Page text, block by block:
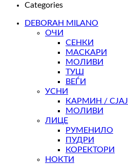
Categories
DEBORAH MILANO
ОЧИ
СЕНКИ
МАСКАРИ
МОЛИВИ
ТУШ
ВЕЃИ
УСНИ
КАРМИН / СЈАЈ
МОЛИВИ
ЛИЦЕ
РУМЕНИЛО
ПУДРИ
КОРЕКТОРИ
НОКТИ